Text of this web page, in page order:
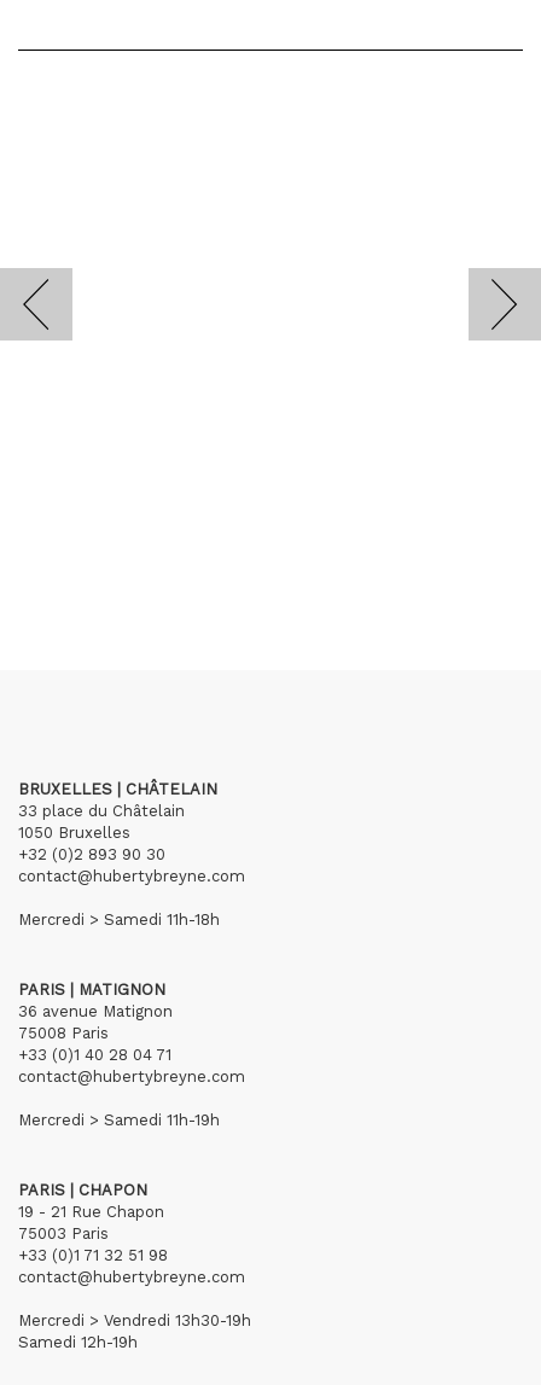
BRUXELLES | CHÂTELAIN
33 place du Châtelain
1050 Bruxelles
+32 (0)2 893 90 30
contact@hubertybreyne.com
Mercredi > Samedi 11h-18h
PARIS | MATIGNON
36 avenue Matignon
75008 Paris
+33 (0)1 40 28 04 71
contact@hubertybreyne.com
Mercredi > Samedi 11h-19h
PARIS | CHAPON
19 - 21 Rue Chapon
75003 Paris
+33 (0)1 71 32 51 98
contact@hubertybreyne.com
Mercredi > Vendredi 13h30-19h
Samedi 12h-19h